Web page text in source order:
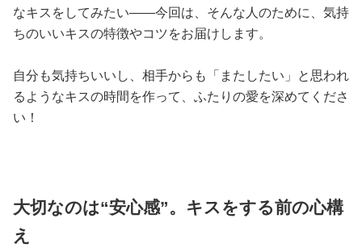
なキスをしてみたい――今回は、そんな人のために、気持
ちのいいキスの特徴やコツをお届けします。
自分も気持ちいいし、相手からも「またしたい」と思われ
るようなキスの時間を作って、ふたりの愛を深めてくださ
い！
大切なのは“安心感”。キスをする前の心構
え